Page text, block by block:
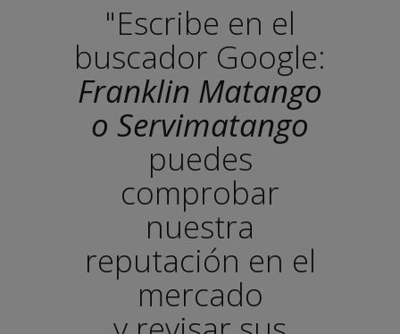
"Escribe en el
buscador Google:
Franklin Matango
o Servimatango
puedes
comprobar
nuestra
reputación en el
mercado